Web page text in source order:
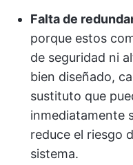
Falta de
porque estos
de seguridad ni
bien diseñado,
sustituto que
inmediatamente
reduce el riesgo
sistema.